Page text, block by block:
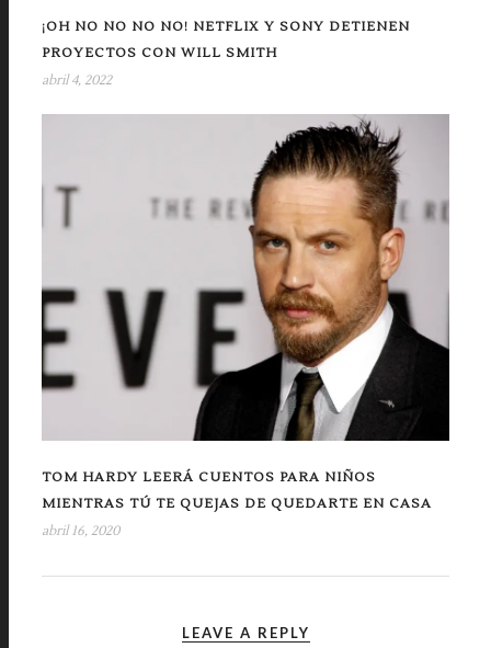
¡OH NO NO NO NO! NETFLIX Y SONY DETIENEN
PROYECTOS CON WILL SMITH
abril 4, 2022
TOM HARDY LEERÁ CUENTOS PARA NIÑOS
MIENTRAS TÚ TE QUEJAS DE QUEDARTE EN CASA
abril 16, 2020
LEAVE A REPLY